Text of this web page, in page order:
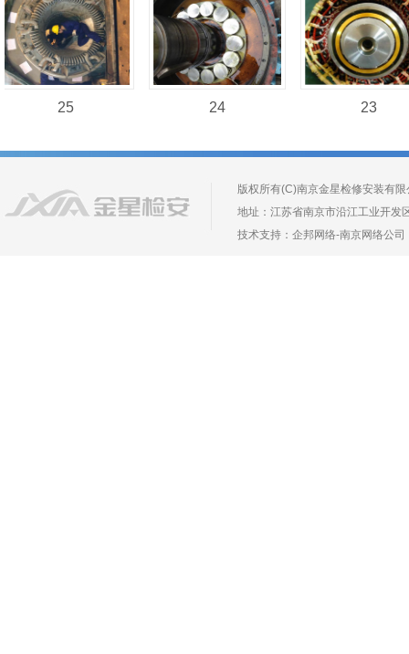
25 24 23
版权所有(C)南京金星检修安装有
地址：江苏省南京市沿江工业开
技术支持： 企邦网络-南京网络公司